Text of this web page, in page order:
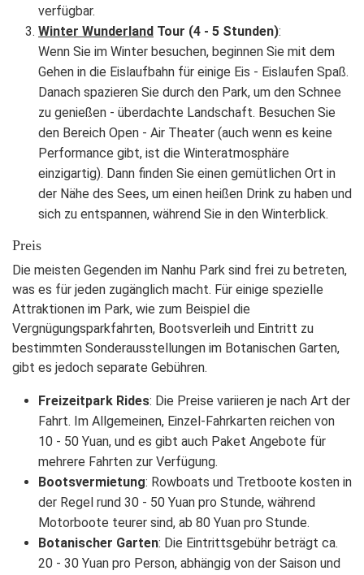
verfügbar.
Winter Wunderland Tour (4 - 5 Stunden):
Wenn Sie im Winter besuchen, beginnen Sie mit dem
Gehen in die Eislaufbahn für einige Eis - Eislaufen Spaß.
Danach spazieren Sie durch den Park, um den Schnee
zu genießen - überdachte Landschaft. Besuchen Sie
den Bereich Open - Air Theater (auch wenn es keine
Performance gibt, ist die Winteratmosphäre
einzigartig). Dann finden Sie einen gemütlichen Ort in
der Nähe des Sees, um einen heißen Drink zu haben und
sich zu entspannen, während Sie in den Winterblick.
Preis
Die meisten Gegenden im Nanhu Park sind frei zu betreten,
was es für jeden zugänglich macht. Für einige spezielle
Attraktionen im Park, wie zum Beispiel die
Vergnügungsparkfahrten, Bootsverleih und Eintritt zu
bestimmten Sonderausstellungen im Botanischen Garten,
gibt es jedoch separate Gebühren.
Freizeitpark Rides: Die Preise variieren je nach Art der
Fahrt. Im Allgemeinen, Einzel-Fahrkarten reichen von
10 - 50 Yuan, und es gibt auch Paket Angebote für
mehrere Fahrten zur Verfügung.
Bootsvermietung: Rowboats und Tretboote kosten in
der Regel rund 30 - 50 Yuan pro Stunde, während
Motorboote teurer sind, ab 80 Yuan pro Stunde.
Botanischer Garten: Die Eintrittsgebühr beträgt ca.
20 - 30 Yuan pro Person, abhängig von der Saison und